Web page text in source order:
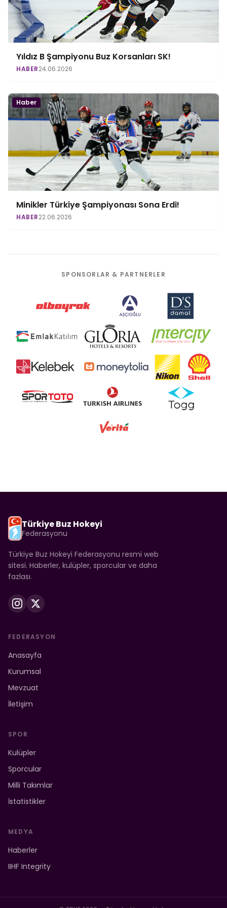
Yıldız B Şampiyonu Buz Korsanları SK!
HABER24.06.2026
Haber
Minikler Türkiye Şampiyonası Sona Erdi!
HABER22.06.2026
SPONSORLAR & PARTNERLER
Türkiye Buz Hokeyi
Federasyonu
Türkiye Buz Hokeyi Federasyonu resmi web
sitesi. Haberler, kulüpler, sporcular ve daha
fazlası.
FEDERASYON
Anasayfa
Kurumsal
Mevzuat
İletişim
SPOR
Kulüpler
Sporcular
Milli Takımlar
İstatistikler
MEDYA
Haberler
IIHF Integrity